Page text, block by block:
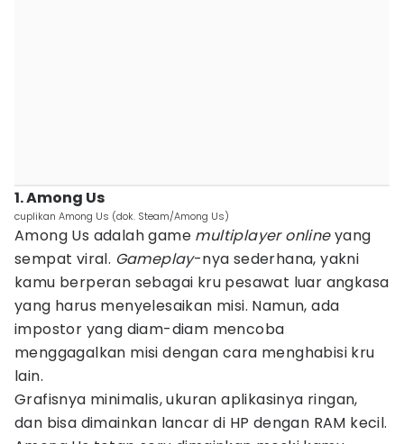
1. Among Us
cuplikan Among Us (dok. Steam/Among Us)
Among Us adalah game multiplayer onlineyang
sempat viral. Gameplay-nya sederhana, yakni
kamu berperan sebagai kru pesawat luar angkasa
yang harus menyelesaikan misi. Namun, ada
impostor yang diam-diam mencoba
menggagalkan misi dengan cara menghabisi kru
lain.
Grafisnya minimalis, ukuran aplikasinya ringan,
dan bisa dimainkan lancar di HP dengan RAM kecil.